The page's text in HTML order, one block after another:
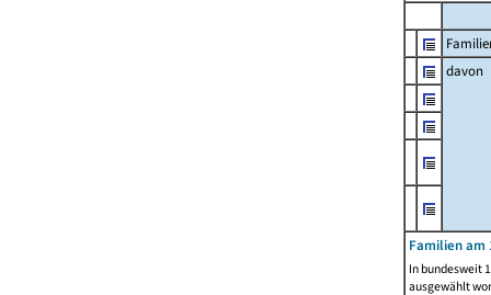
davon
Familien am
In bundesweit
ausgewählt